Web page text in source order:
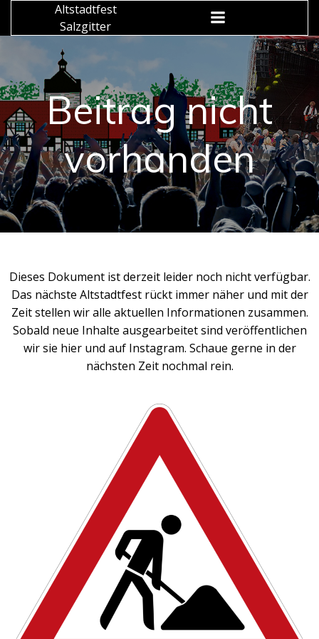
Altstadtfest
Salzgitter
Beitrag nicht
vorhanden
Dieses Dokument ist derzeit leider noch nicht verfügbar.
Das nächste Altstadtfest rückt immer näher und mit der
Zeit stellen wir alle aktuellen Informationen zusammen.
Sobald neue Inhalte ausgearbeitet sind veröffentlichen
wir sie hier und auf Instagram. Schaue gerne in der
nächsten Zeit nochmal rein.